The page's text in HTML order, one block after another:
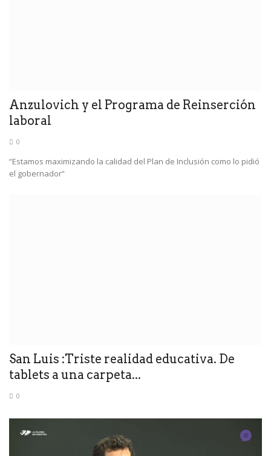
Anzulovich y el Programa de Reinserción
laboral
0
“Estamos maximizando la calidad del Plan de Inclusión como lo pidió
el gobernador”
San Luis :Triste realidad educativa. De
tablets a una carpeta...
0